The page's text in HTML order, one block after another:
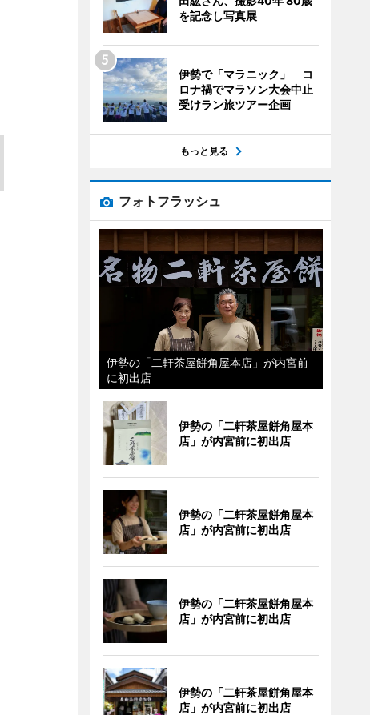
を記念し写真展
伊勢で「マラニック」 コ
ロナ禍でマラソン大会中止
受けラン旅ツアー企画
もっと見る
フォトフラッシュ
伊勢の「二軒茶屋餅角屋本店」が内宮前
に初出店
伊勢の「二軒茶屋餅角屋本
店」が内宮前に初出店
伊勢の「二軒茶屋餅角屋本
店」が内宮前に初出店
伊勢の「二軒茶屋餅角屋本
店」が内宮前に初出店
伊勢の「二軒茶屋餅角屋本
店」が内宮前に初出店